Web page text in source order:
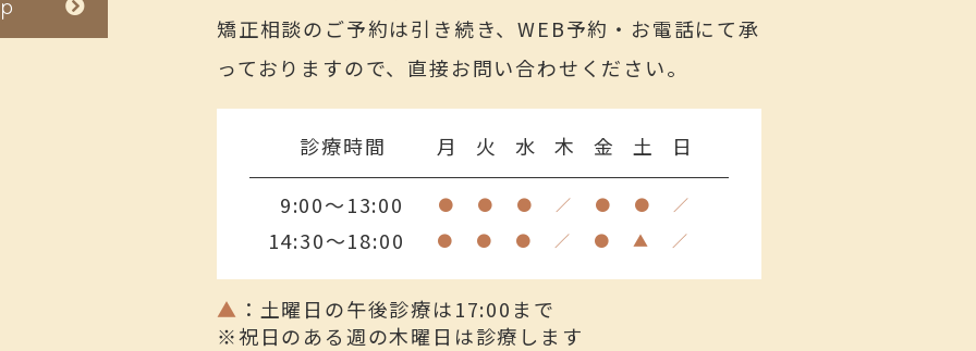
矯正相談のご予約は引き続き、WEB予約・お電話にて承
っておりますので、直接お問い合わせください。
診療時間 月 火 水 木 金 土 日
9:00～13:00 ● ● ● ／ ● ● ／
14:30～18:00 ● ● ● ／ ● ▲ ／
▲ ： 土曜日の午後診療は17:00まで
※祝日のある週の木曜日は診療します